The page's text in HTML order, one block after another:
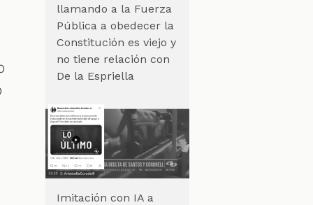
llamando a la Fuerza
Pública a obedecer la
Constitución es viejo y
no tiene relación con
De la Espriella
Imitación con IA a